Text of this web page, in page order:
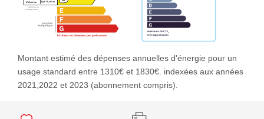
Montant estimé des dépenses annuelles d'énergie pour un
usage standard entre 1310€ et 1830€. indexées aux années
2021,2022 et 2023 (abonnement compris).